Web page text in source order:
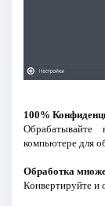
100%
компьютере для
Обработка
Конвертируйте и